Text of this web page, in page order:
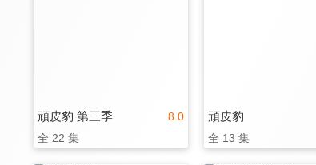
8.0
頑皮豹 第三季
全 22 集
頑皮豹
全 13 集